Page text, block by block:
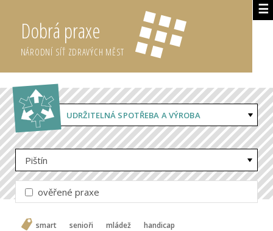
☰
Dobrá praxe
NÁRODNÍ SÍŤ ZDRAVÝCH MĚST
UDRŽITELNÁ SPOTŘEBA A VÝROBA
Pištín
ověřené praxe
smart senioři mládež handicap